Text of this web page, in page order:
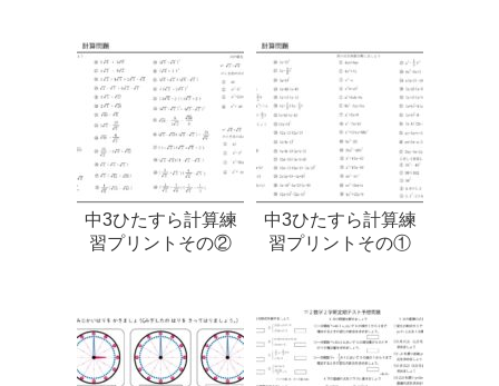
中3ひたすら計算練
習プリントその②
中3ひたすら計算練
習プリントその①